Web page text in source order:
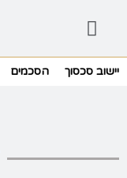
יישוב סכסוך הסכמים